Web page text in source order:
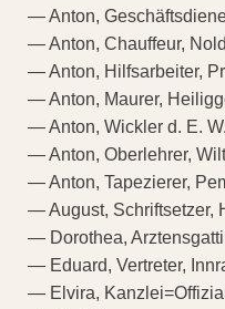
— Anton,
— Anton, Chauffeur,
— Anton, Hilfsarbeiter,
— Anton, Maurer,
— Anton, Wickler d. E.
— Anton, Oberlehrer,
— Anton, Tapezierer,
— August, Schriftsetzer,
— Dorothea,
— Eduard, Vertreter,
— Elvira,